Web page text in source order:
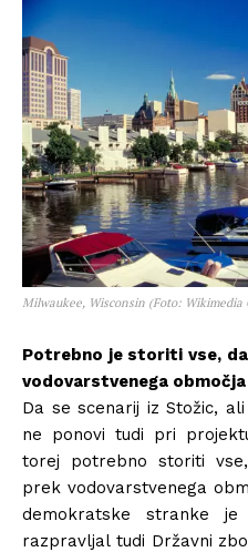
Milwaukee, Wisconsin (Foto: Wikimedia
Potrebno je storiti vse,
vodovarstvenega območja
Da se scenarij iz Stožic,
ne ponovi tudi pri
torej potrebno storiti
prek vodovarstvenega
demokratske stranke
razpravljal tudi Državni